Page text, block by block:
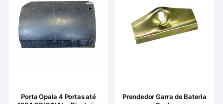
variantes.
As
opções
página
Porta Opala 4 Portas até
Prendedor Garra de Bateria